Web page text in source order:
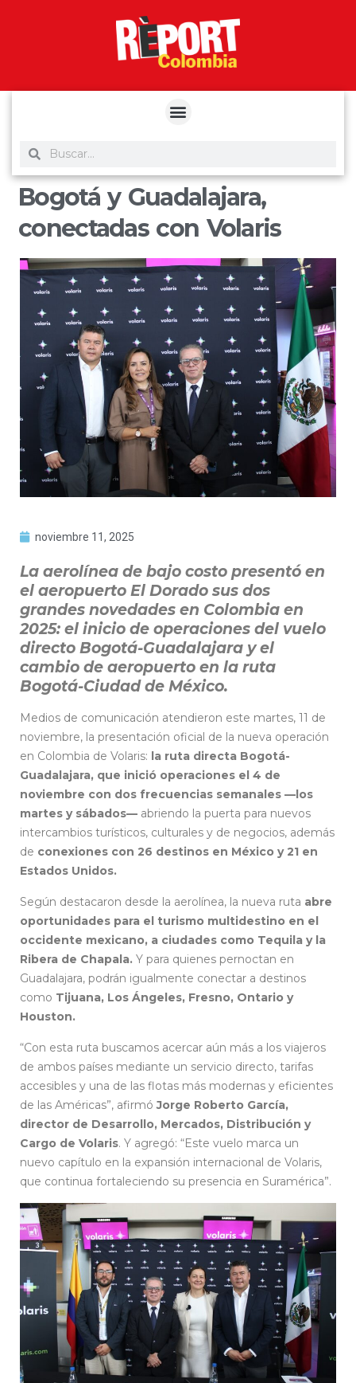
Bogotá y Guadalajara,
conectadas con Volaris
noviembre 11, 2025
La aerolínea de bajo costo presentó en
el aeropuerto El Dorado sus dos
grandes novedades en Colombia en
2025: el inicio de operaciones del vuelo
directo Bogotá-Guadalajara y el
cambio de aeropuerto en la ruta
Bogotá-Ciudad de México.
Medios de comunicación atendieron este martes, 11 de
noviembre, la presentación oficial de la nueva operación
en Colombia de Volaris: la ruta directa Bogotá-
Guadalajara, que inició operaciones el 4 de
noviembre con dos frecuencias semanales —los
martes y sábados— abriendo la puerta para nuevos
intercambios turísticos, culturales y de negocios, además
de conexiones con 26 destinos en México y 21 en
Estados Unidos.
Según destacaron desde la aerolínea, la nueva ruta abre
oportunidades para el turismo multidestino en el
occidente mexicano, a ciudades como Tequila y la
Ribera de Chapala. Y para quienes pernoctan en
Guadalajara, podrán igualmente conectar a destinos
como Tijuana, Los Ángeles, Fresno, Ontario y
Houston.
“Con esta ruta buscamos acercar aún más a los viajeros
de ambos países mediante un servicio directo, tarifas
accesibles y una de las flotas más modernas y eficientes
de las Américas”, afirmóJorge Roberto García,
director de Desarrollo, Mercados, Distribución y
Cargo de Volaris. Y agregó: “Este vuelo marca un
nuevo capítulo en la expansión internacional de Volaris,
que continua fortaleciendo su presencia en Suramérica”.